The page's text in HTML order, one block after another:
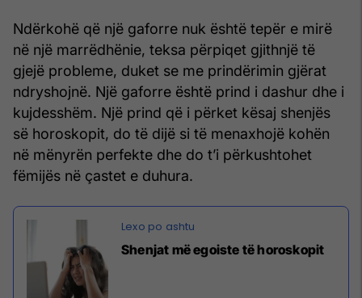
Ndërkohë që një gaforre nuk është tepër e mirë
në një marrëdhënie, teksa përpiqet gjithnjë të
gjejë probleme, duket se me prindërimin gjërat
ndryshojnë. Një gaforre është prind i dashur dhe i
kujdesshëm. Një prind që i përket kësaj shenjës
së horoskopit, do të dijë si të menaxhojë kohën
në mënyrën perfekte dhe do t’i përkushtohet
fëmijës në çastet e duhura.
Shenjat më egoiste të horoskopit